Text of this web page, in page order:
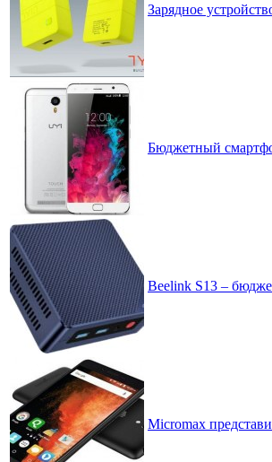
Зарядное
Бюджетный
Beelink S13 –
Micromax